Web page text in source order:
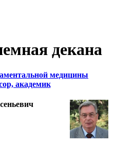
декана
медицины
академик